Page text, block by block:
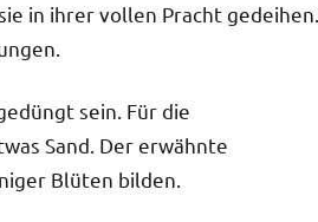
in ihrer vollen Pracht gedeihen.
sein. Für die
Sand. Der erwähnte
Blüten bilden.